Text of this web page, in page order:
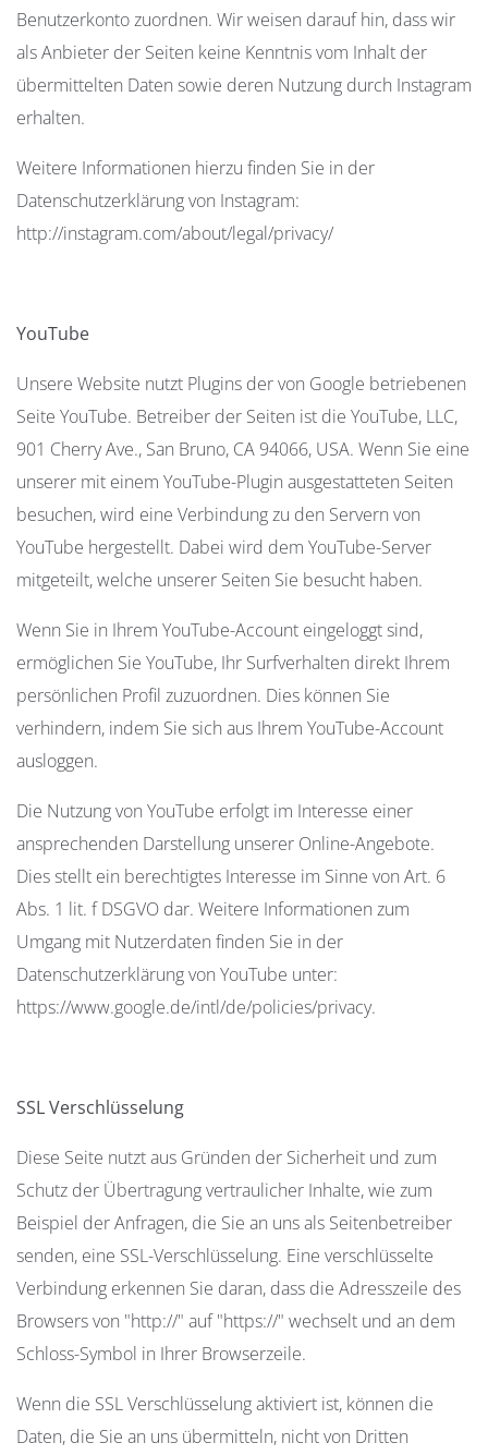
Benutzerkonto zuordnen. Wir weisen darauf hin, dass wir
als Anbieter der Seiten keine Kenntnis vom Inhalt der
übermittelten Daten sowie deren Nutzung durch Instagram
erhalten.
Weitere Informationen hierzu finden Sie in der
Datenschutzerklärung von Instagram:
http://instagram.com/about/legal/privacy/
YouTube
Unsere Website nutzt Plugins der von Google betriebenen
Seite YouTube. Betreiber der Seiten ist die YouTube, LLC,
901 Cherry Ave., San Bruno, CA 94066, USA. Wenn Sie eine
unserer mit einem YouTube-Plugin ausgestatteten Seiten
besuchen, wird eine Verbindung zu den Servern von
YouTube hergestellt. Dabei wird dem YouTube-Server
mitgeteilt, welche unserer Seiten Sie besucht haben.
Wenn Sie in Ihrem YouTube-Account eingeloggt sind,
ermöglichen Sie YouTube, Ihr Surfverhalten direkt Ihrem
persönlichen Profil zuzuordnen. Dies können Sie
verhindern, indem Sie sich aus Ihrem YouTube-Account
ausloggen.
Die Nutzung von YouTube erfolgt im Interesse einer
ansprechenden Darstellung unserer Online-Angebote.
Dies stellt ein berechtigtes Interesse im Sinne von Art. 6
Abs. 1 lit. f DSGVO dar. Weitere Informationen zum
Umgang mit Nutzerdaten finden Sie in der
Datenschutzerklärung von YouTube unter:
https://www.google.de/intl/de/policies/privacy.
SSL Verschlüsselung
Diese Seite nutzt aus Gründen der Sicherheit und zum
Schutz der Übertragung vertraulicher Inhalte, wie zum
Beispiel der Anfragen, die Sie an uns als Seitenbetreiber
senden, eine SSL-Verschlüsselung. Eine verschlüsselte
Verbindung erkennen Sie daran, dass die Adresszeile des
Browsers von "http://" auf "https://" wechselt und an dem
Schloss-Symbol in Ihrer Browserzeile.
Wenn die SSL Verschlüsselung aktiviert ist, können die
Daten, die Sie an uns übermitteln, nicht von Dritten